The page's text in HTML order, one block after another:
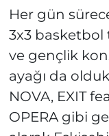
Her gün
3x3 basketbol
ve gençlik
ayağı da
NOVA, EXIT
OPERA gibi